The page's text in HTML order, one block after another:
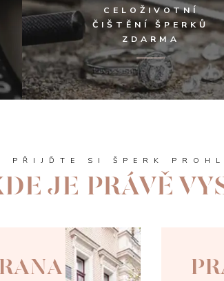
CELOŽIVOTNÍ
ČIŠTĚNÍ ŠPERKŮ
ZDARMA
PŘIJĎTE SI ŠPERK
JE PRÁVĚ